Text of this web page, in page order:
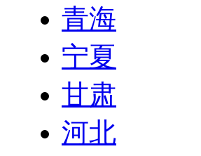
青海
宁夏
甘肃
河北